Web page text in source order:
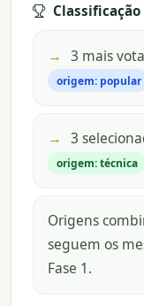
→ 3 mais
origem: popular
→ 3
origem: técnica
Origens
seguem os
Fase 1.